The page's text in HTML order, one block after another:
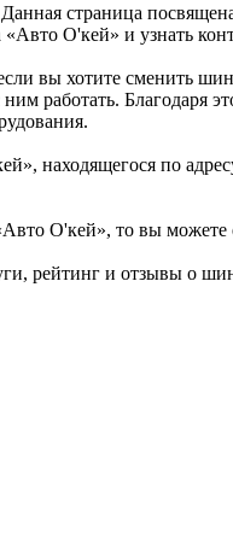
страница
О'кей» и узнать
вы хотите сменить
работать. Благодаря
находящегося по
О'кей», то вы можете
рейтинг и отзывы о